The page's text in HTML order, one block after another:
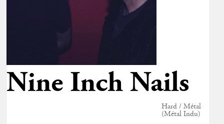
Nine Inch Nails
Hard / Métal
(Métal Indu)